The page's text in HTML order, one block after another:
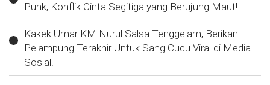
Punk, Konflik Cinta Segitiga yang Berujung Maut!
Kakek Umar KM Nurul Salsa Tenggelam, Berikan
Pelampung Terakhir Untuk Sang Cucu Viral di Media
Sosial!